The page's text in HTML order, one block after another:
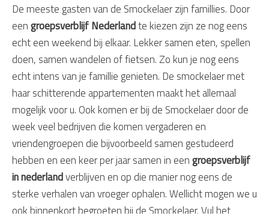
De meeste gasten van de Smockelaer zijn famillies. Door
eengroepsverblijf Nederlandte kiezen zijn ze nog eens
echt een weekend bij elkaar. Lekker samen eten, spellen
doen, samen wandelen of fietsen. Zo kun je nog eens
echt intens van je famillie genieten. De smockelaer met
haar schitterende appartementen maakt het allemaal
mogelijk voor u. Ook komen er bij de Smockelaer door de
week veel bedrijven die komen vergaderen en
vriendengroepen die bijvoorbeeld samen gestudeerd
hebben en een keer per jaar samen in eengroepsverblijf
in nederlandverblijven en op die manier nog eens de
sterke verhalen van vroeger ophalen. Wellicht mogen we u
ook binnenkort begroeten bij de Smockelaer. Vul het